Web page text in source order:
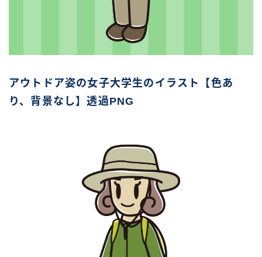
アウトドア姿の女子大学生のイラスト【色あ
り、背景なし】透過PNG